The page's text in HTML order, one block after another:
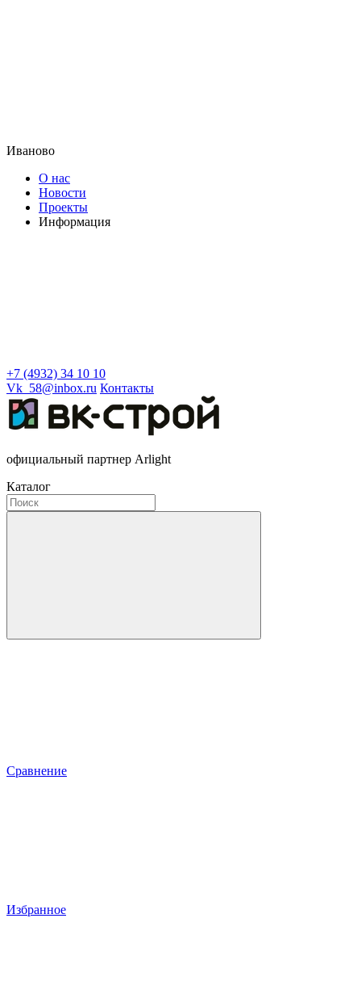
Иваново
О нас
Новости
Проекты
Информация
+7 (4932) 34 10 10
Vk_58@inbox.ru Контакты
официальный партнер Arlight
Каталог
Сравнение
Избранное